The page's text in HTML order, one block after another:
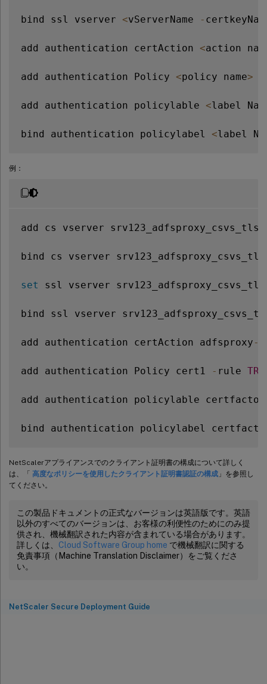
bind ssl vserver <vServerName -
add authentication certAction <action
add authentication Policy <policy name>
add authentication policylable <label
bind authentication policylabel <label
例：
add cs vserver srv123_adfsproxy_csvs_tls
bind cs vserver
set ssl vserver
bind ssl vserver
add authentication certAction adfsproxy -
add authentication Policy cert1 - rule
add authentication policylable certfactor
bind authentication policylabel
NetScalerアプライアンスでのクライアント証明書の構成について詳しく
は、「 高度なポリシーを使用したクライアント証明書認証の構成 」を参照し
てください。
この製品ドキュメントの正式なバージョンは英語版です。英語
以外のすべてのバージョンは、お客様の利便性のためにのみ提
供され、機械翻訳された内容が含まれている場合があります。
詳しくは、 Cloud Software Group home で機械翻訳に関する
免責事項（Machine Translation Disclaimer）をご覧くださ
い。
NetScaler Secure Deployment Guide